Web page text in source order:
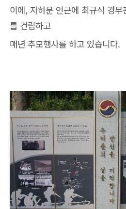
이에, 자하문 인근에 최규식 경
를 건립하고
매년 추모행사를 하고 있습니다.